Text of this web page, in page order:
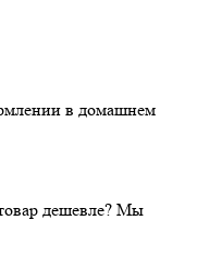
в домашнем
дешевле? Мы